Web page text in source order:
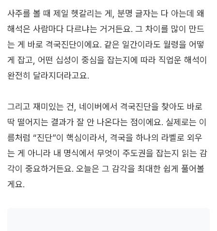
사주를 볼 때 제일 헷갈리는 게, 분명 글자는 다 아는데 왜
해석은 사람마다 다르냐는 거거든요. 그 차이를 많이 만드
는 게 바로 격국진단이에요. 같은 일간이라도 월령을 어떻
게 잡고, 어떤 십성이 중심을 잡는지에 따라 직업운 해석이
완전히 달라지더라고요.
그리고 재미있는 건, 네이버에서 격국진단을 찾아도 바로
딱 떨어지는 결과가 잘 안 나온다는 점이에요. 실제로는 이
름처럼 “진단”이 핵심이라서, 격국을 하나의 라벨로 외우
는 게 아니라 내 명식에서 무엇이 주도권을 잡는지 읽는 감
각이 중요하거든요. 오늘은 그 감각을 최대한 쉽게 풀어볼
게요.